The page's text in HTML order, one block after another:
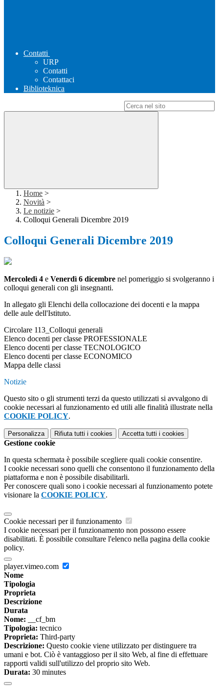
Contatti
URP
Contatti
Contattaci
Biblioteknica
Home >
Novità >
Le notizie >
Colloqui Generali Dicembre 2019
Colloqui Generali Dicembre 2019
Mercoledì 4 e Venerdì 6 dicembre nel pomeriggio si svolgeranno i
colloqui generali con gli insegnanti.
In allegato gli Elenchi della collocazione dei docenti e la mappa
delle aule dell'Istituto.
Circolare 113_Colloqui generali
Elenco docenti per classe PROFESSIONALE
Elenco docenti per classe TECNOLOGICO
Elenco docenti per classe ECONOMICO
Mappa delle classi
Notizie
Questo sito o gli strumenti terzi da questo utilizzati si avvalgono di
cookie necessari al funzionamento ed utili alle finalità illustrate nella
COOKIE POLICY.
Personalizza Rifiuta tutti i cookies Accetta tutti i cookies
Gestione cookie
In questa schermata è possibile scegliere quali cookie consentire.
I cookie necessari sono quelli che consentono il funzionamento della
piattaforma e non è possibile disabilitarli.
Per conoscere quali sono i cookie necessari al funzionamento potete
visionare la COOKIE POLICY.
Cookie necessari per il funzionamento
I cookie necessari per il funzionamento non possono essere
disabilitati. È possibile consultare l'elenco nella pagina della cookie
policy.
player.vimeo.com
Nome
Tipologia
Proprieta
Descrizione
Durata
Nome: __cf_bm
Tipologia: tecnico
Proprieta: Third-party
Descrizione: Questo cookie viene utilizzato per distinguere tra
umani e bot. Ciò è vantaggioso per il sito Web, al fine di effettuare
rapporti validi sull'utilizzo del proprio sito Web.
Durata: 30 minutes